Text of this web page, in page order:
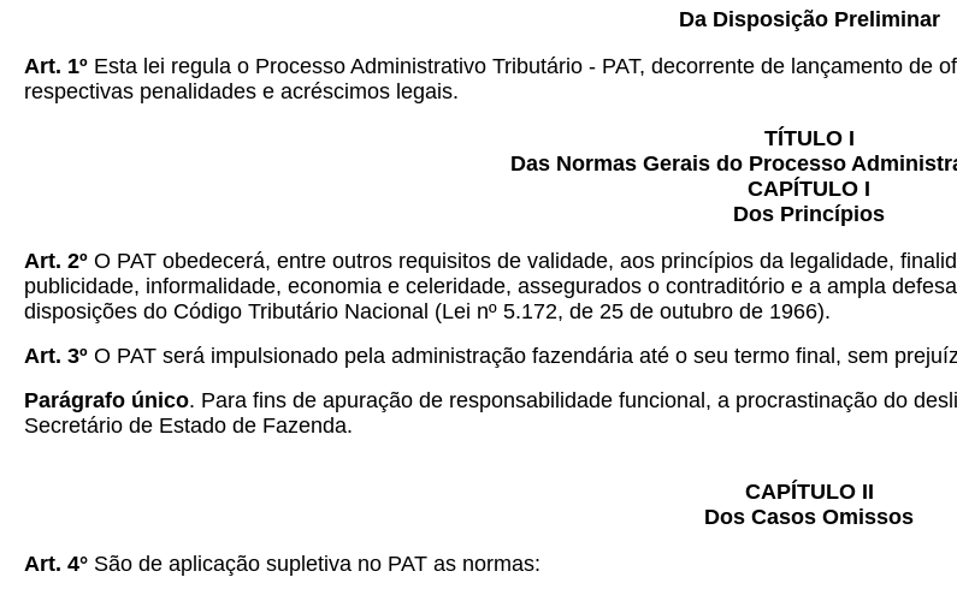
Da Disposição Preliminar
Art. 1º Esta lei regula o Processo Administrativo Tributário - PAT, decorrente de lançamento de
respectivas penalidades e acréscimos legais.
TÍTULO I
Das Normas Gerais do Processo
CAPÍTULO I
Dos Princípios
Art. 2º O PAT obedecerá, entre outros requisitos de validade, aos princípios da legalidade,
publicidade, informalidade, economia e celeridade, assegurados o contraditório e a ampla
disposições do Código Tributário Nacional (Lei nº 5.172, de 25 de outubro de 1966).
Art. 3º O PAT será impulsionado pela administração fazendária até o seu termo final, sem
Parágrafo único. Para fins de apuração de responsabilidade funcional, a procrastinação do
Secretário de Estado de Fazenda.
CAPÍTULO II
Dos Casos Omissos
Art. 4° São de aplicação supletiva no PAT as normas: